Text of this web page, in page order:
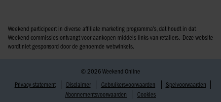
Weekend participeert in diverse affiliate marketing programma’s, dat houdt in dat
Weekend commissies ontvangt voor aankopen middels links van retailers. Deze website
wordt niet gesponsord door de genoemde webwinkels.
© 2026 Weekend Online
Privacy statement
Disclaimer Gebruikersvoorwaarden
Spelvoorwaarden
Abonnementsvoorwaarden
Cookies